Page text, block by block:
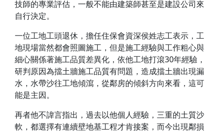
技師的專業評估，一般不能由建築師甚至是建設公司來
自行決定。
一位工地工頭退休，擔任住保會資深侯姓志工表示，工
地現場當然都會照圖施工，但是施工經驗與工作粗心與
細心關係著施工品質差異化，依他工地打滾30年經驗，
研判原因為擋土牆施工品質有問題，造成擋土牆出現漏
水，水帶沙往工地傾瀉，從鄰房的傾斜方向來看，這可
能是主因。
再者他不諱言指出，過去以他個人經驗，三重的土質沙
軟，都選擇有連續壁地基工程才肯接案，而今出現鄰損